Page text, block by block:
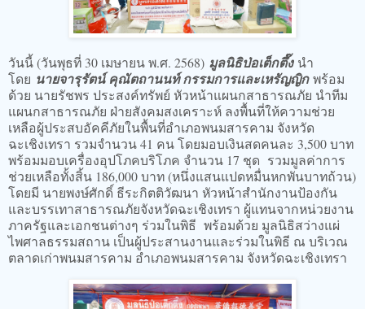
วันนี้ (วันพุธที่ 30 เมษายน พ.ศ. 2568) มูลนิธิป่อเต็กตึ๊งนำ
โดย นายจารุรัตน์ คุณัตถานนท์ กรรมการและเหรัญญิกพร้อม
ด้วย นายรัชพร ประสงค์ทรัพย์ หัวหน้าแผนกสาธารณภัย นำทีม
แผนกสาธารณภัย ฝ่ายสังคมสงเคราะห์ ลงพื้นที่ให้ความช่วย
เหลือผู้ประสบอัคคีภัยในพื้นที่อำเภอพนมสารคาม จังหวัด
ฉะเชิงเทรา รวมจำนวน 41 คน โดยมอบเงินสดคนละ 3,500 บาท
พร้อมมอบเครื่องอุปโภคบริโภค จำนวน 17 ชุด รวมมูลค่าการ
ช่วยเหลือทั้งสิ้น 186,000 บาท (หนึ่งแสนแปดหมื่นหกพันบาทถ้วน)
โดยมี นายพงษ์ศักดิ์ ธีระกิตติวัฒนา หัวหน้าสำนักงานป้องกัน
และบรรเทาสาธารณภัยจังหวัดฉะเชิงเทรา ผู้แทนจากหน่วยงาน
ภาครัฐและเอกชนต่างๆ ร่วมในพิธี พร้อมด้วย มูลนิธิสว่างแผ่
ไพศาลธรรมสถาน เป็นผู้ประสานงานและร่วมในพิธี ณ บริเวณ
ตลาดเก่าพนมสารคาม อำเภอพนมสารคาม จังหวัดฉะเชิงเทรา